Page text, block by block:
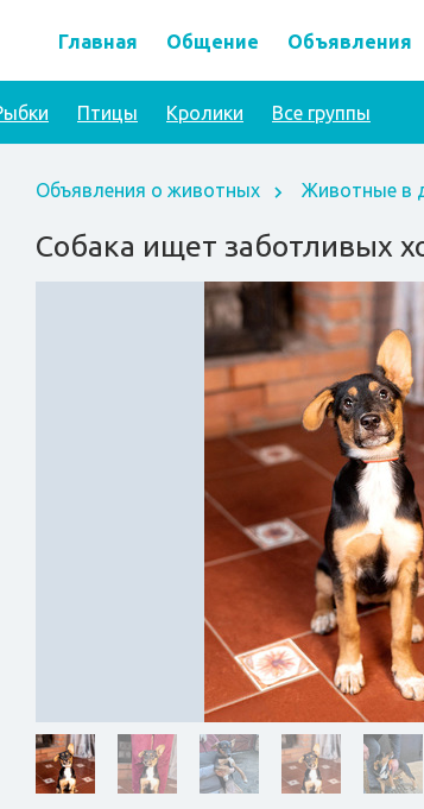
Главная Общение Объявления
Птицы Кролики Все группы
Объявления о животных Животные в
Собака ищет заботливых